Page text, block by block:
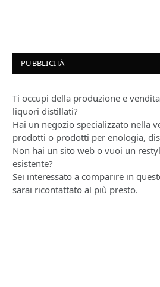
PUBBLICITÀ
Ti occupi della produzione e
liquori distillati?
Hai un negozio specializzato nella
prodotti o prodotti per enologia,
Non hai un sito web o vuoi un
esistente?
Sei interessato a comparire in
sarai ricontattato al più presto.